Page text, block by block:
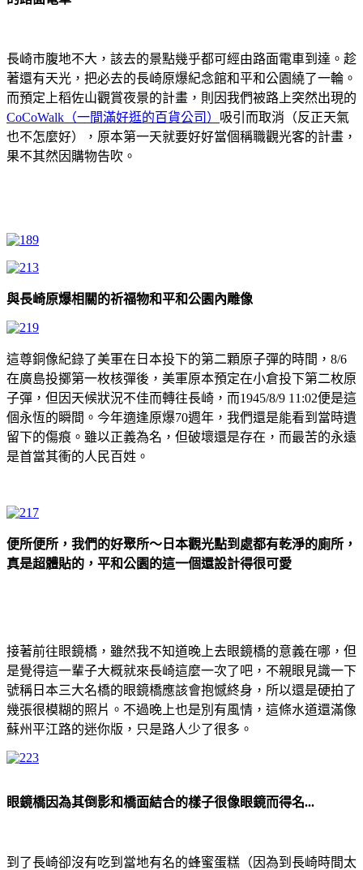
長崎市腹地不大，該去的景點幾乎都可經由路面電車到達。趁
著還有天光，把必去的長崎原爆紀念館和平和公園繞了一輪。
而預定上稻佐山觀賞夜景的計畫，則因我們被路上突然出現的
CoCoWalk（一間滿好逛的百貨公司） 吸引而取消（反正天氣
也不怎麼好），原本第一天就要好好當個稱職觀光客的計畫，
果不其然因購物告吹。
與長崎原爆相關的祈福物和平和公園內雕像
這尊銅像紀錄了美軍在日本投下的第二顆原子彈的時間，8/6
在廣島投擲第一枚核彈後，美軍原本預定在小倉投下第二枚原
子彈，但因天候狀況不佳而轉往長崎，而1945/8/9 11:02便是這
個永恆的瞬間。今年適逢原爆70週年，我們還是能看到當時遺
留下的傷痕。雖以正義為名，但破壞還是存在，而最苦的永遠
是首當其衝的人民百姓。
便所便所，我們的好聚所～日本觀光點到處都有乾淨的廁所，
真是超體貼的，平和公園的這一個還設計得很可愛
接著前往眼鏡橋，雖然我不知道晚上去眼鏡橋的意義在哪，但
是覺得這一輩子大概就來長崎這麼一次了吧，不親眼見識一下
號稱日本三大名橋的眼鏡橋應該會抱憾終身，所以還是硬拍了
幾張很模糊的照片。不過晚上也是別有風情，這條水道還滿像
蘇州平江路的迷你版，只是路人少了很多。
眼鏡橋因為其倒影和橋面結合的樣子很像眼鏡而得名...
到了長崎卻沒有吃到當地有名的蜂蜜蛋糕（因為到長崎時間太